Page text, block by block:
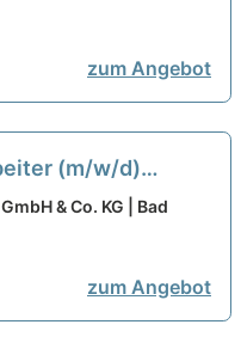
öffnen
zum Angebot
(m/w/d)
bei
GmbH
& Co. KG | Bad
zum Angebot